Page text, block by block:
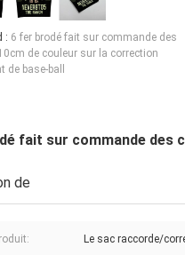
: 6 fer brodé fait sur commande des
de couleur sur la correction
de base-ball
fait sur commande des
de
Le sac raccorde/